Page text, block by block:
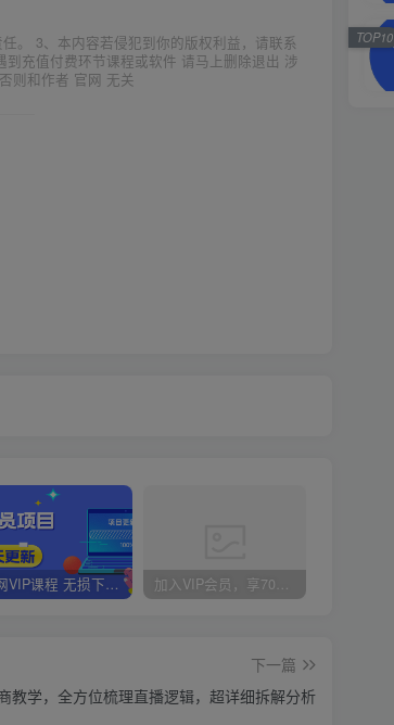
。 3、本内容若侵犯到你的版权利益，请联系
充值付费环节课程或软件 请马上删除退出 涉
则和作者 官网 无关
全网VIP课程 无损下载~ 加入VIP会员，享70%的推广提成，免费学习多种网上创业课程，菜鸟秒变大神！
下一篇
教学，全方位梳理直播逻辑，超详细拆解分析
TOP10